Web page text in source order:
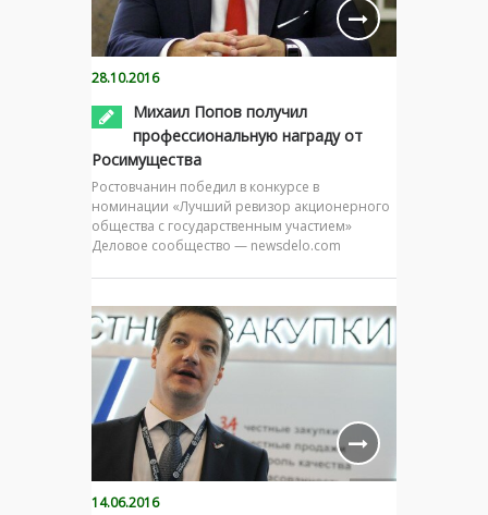
28.10.2016
Михаил Попов получил
профессиональную награду от
Росимущества
Ростовчанин победил в конкурсе в
номинации «Лучший ревизор акционерного
общества с государственным участием»
Деловое сообщество — newsdelo.com
14.06.2016